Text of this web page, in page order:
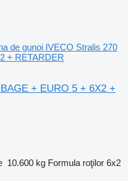
de gunoi IVECO Stralis 270
+ RETARDER
+ EURO 5 + 6X2 +
10.600 kg Formula roţilor 6x2